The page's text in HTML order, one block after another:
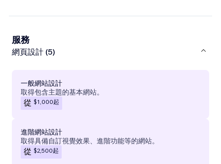
服務
網頁設計 (5)
一般網站設計
取得包含主題的基本網站。
從 $1,000起
進階網站設計
取得具備自訂視覺效果、進階功能等的網站。
從 $2,500起